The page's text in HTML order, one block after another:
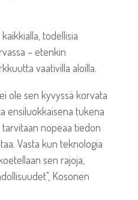
todellisia
– etenkin
vaativilla aloilla.
ole sen kyvyssä korvata
ensiluokkaisena tukena
tarvitaan nopeaa tiedon
Vasta kun teknologia
sen rajoja,
Kosonen